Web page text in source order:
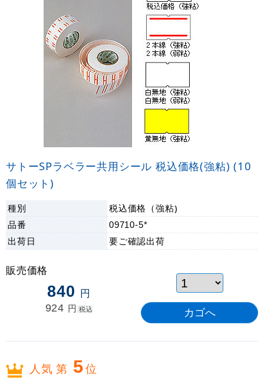
サトーSPラベラー共用シール 税込価格(強粘) (10
個セット)
種別
税込価格（強粘)
品番
09710-5*
出荷日 要ご確認出荷
販売価格
840 円
924 円 税込
人気 第 5位